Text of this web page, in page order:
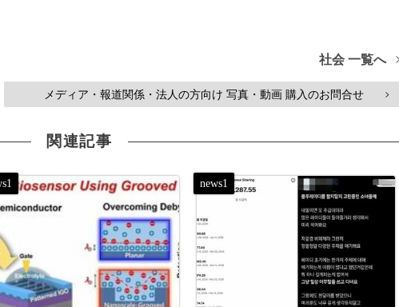
社会 一覧へ
メディア・報道関係・法人の方向け 写真・動画 購入のお問合せ >
関連記事